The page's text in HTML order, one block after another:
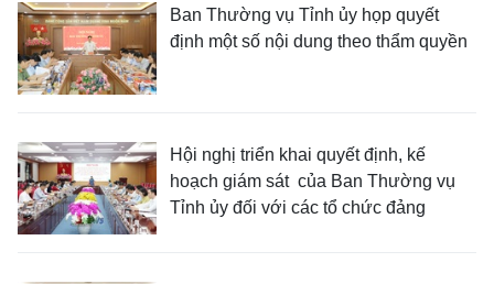
Ban Thường vụ Tỉnh ủy họp quyết
định một số nội dung theo thẩm quyền
Hội nghị triển khai quyết định, kế
hoạch giám sát của Ban Thường vụ
Tỉnh ủy đối với các tổ chức đảng